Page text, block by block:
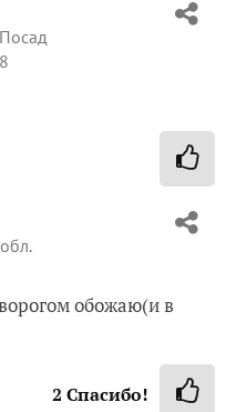
обожаю(и в
2 Спасибо!